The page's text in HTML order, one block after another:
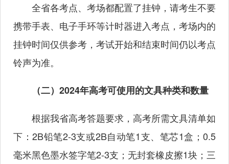
全省各考点、考场都配置了挂钟，请考生不要
携带手表、电子手环等计时器进入考点，考场内的
挂钟时间仅供参考，考试开始和结束时间仍以考点
铃声为准。
（二）2024年高考可使用的文具种类和数量
根据我省高考答题要求，高考所需文具清单如
下：2B铅笔2-3支或2B自动笔1支、笔芯1盒；0.5
毫米黑色墨水签字笔2-3支；无封套橡皮擦1块；三